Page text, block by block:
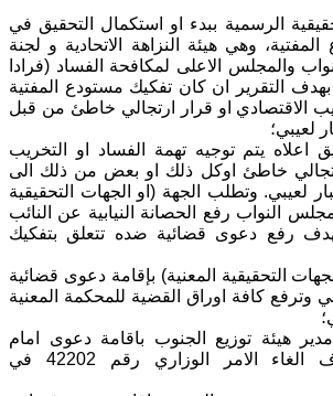
الرسمية ببدء او استكمال التحقيق في
وهي هيئة النزاهة الاتحادية و لجنة
والمجلس الاعلى لمكافحة الفساد (فرادا
التقرير ان كان تفكيك مستودع المفتية
الاقتصادي او قرار ارتجالي خاطئ من قبل
لعيبي؛
اعلاه يتم توجيه تهمة الفساد او التخريب
خاطئ اوكل ذلك او بعض من ذلك الى
لعيبي. وتطلب الجهة (او الجهات التحقيقية
النواب رفع الحصانة النيابية عن النائب
رفع دعوى قضائية ضده تتعلق بتفكيك
التحقيقية المعنية) بإقامة دعوى قضائية
وترفع كافة اوراق القضية للمحكمة المعنية
هيئة توزيع الجنوب باقامة دعوى امام
القضاء الاداري بهدف الغاء الامر الوزاري رقم 42202 في